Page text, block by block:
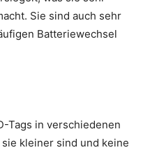
Sie sind auch sehr
Batteriewechsel
Tags in verschiedenen
kleiner sind und keine